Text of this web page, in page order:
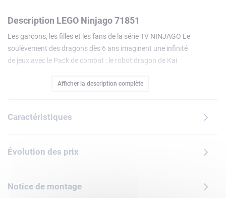
Description LEGO Ninjago 71851
Les garçons, les filles et les fans de la série TV NINJAGO Le
soulèvement des dragons dès 6 ans imaginent une infinité
de jeux avec le Pack de combat : le robot dragon de Kai
avec des pattes articulées, de grandes ailes, des mains
également 3 minifigurines : Kai et Sora avec 2 sabres
set invite les enfants à vivre des heures d'aventures en
rejouant des scènes de la saison 4 de NINJAGO Le
inclut des robots, des dragons et des temples pour des jeux
et des aventures riches en action ninja. L'application LEGO
Afficher la description complète
Caractéristiques
Évolution des prix
Notice de montage